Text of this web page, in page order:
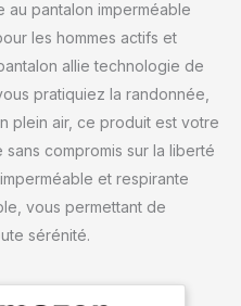
pantalon imperméable
les hommes actifs et
allie technologie de
pratiquiez la randonnée,
plein air, ce produit est votre
compromis sur la liberté
et respirante
vous permettant de
sérénité.